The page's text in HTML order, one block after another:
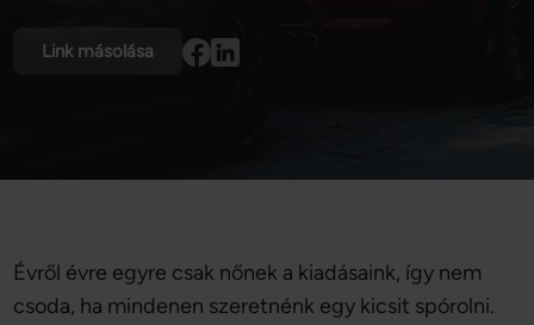
Link másolása
Évről évre egyre csak nőnek a kiadásaink, így nem
csoda, ha mindenen szeretnénk egy kicsit spórolni.